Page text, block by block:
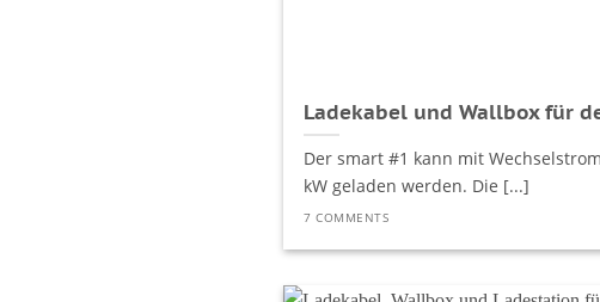
Ladekabel und Wallbox für
Der smart #1 kann mit
kW geladen werden. Die [...]
7 COMMENTS